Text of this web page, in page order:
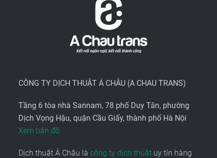
CÔNG TY DỊCH THUẬT Á CHÂU (A CHAU TRANS)
Tầng 6 tòa nhà Sannam, 78 phố Duy Tân, phường
Dịch Vọng Hậu, quận Cầu Giấy, thành phố Hà Nội
Xem bản đồ
Dịch thuật Á Châu là công ty dịch thuậtuy tín hàng